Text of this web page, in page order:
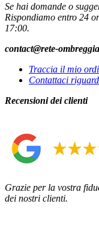
Se hai domande o
Rispondiamo entro 24
17:00.
contact@rete-
Traccia il mio
Contattaci
Recensioni dei clienti
Grazie per la vostra
dei nostri clienti.